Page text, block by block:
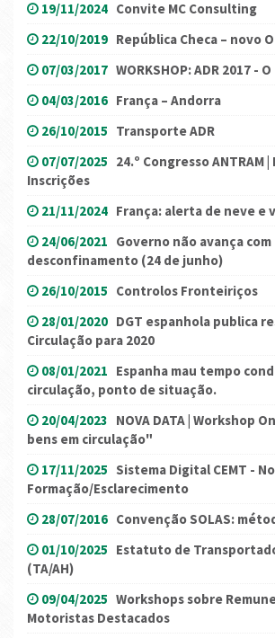
19/11/2024 Convite MC Consulting
22/10/2019 República Checa – novo
07/03/2017 WORKSHOP: ADR 2017 -
04/03/2016 França – Andorra
26/10/2015 Transporte ADR
07/07/2025 24.º Congresso ANTRAM
Inscrições
21/11/2024 França: alerta de neve e
24/06/2021 Governo não avança
desconfinamento (24 de junho)
26/10/2015 Controlos Fronteiriços
28/01/2020 DGT espanhola publica
Circulação para 2020
08/01/2021 Espanha mau tempo
circulação, ponto de situação.
20/04/2023 NOVA DATA | Workshop
bens em circulação"
17/11/2025 Sistema Digital CEMT -
Formação/Esclarecimento
28/07/2016 Convenção SOLAS:
01/10/2025 Estatuto de
(TA/AH)
09/04/2025 Workshops sobre
Motoristas Destacados